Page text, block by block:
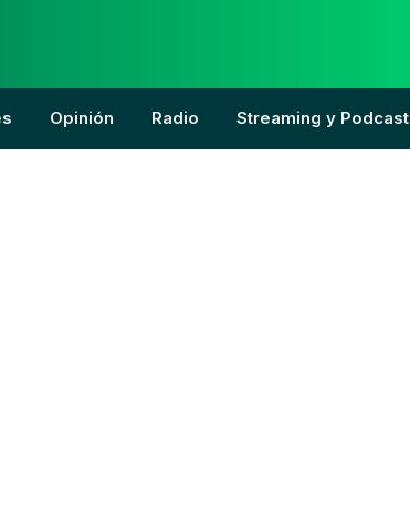
Opinión Radio Streaming y Podcast